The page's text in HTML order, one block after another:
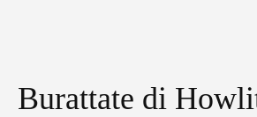
Burattate di